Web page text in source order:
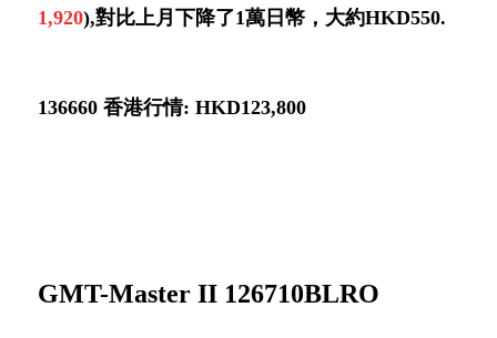
1,920),對比上月下降了1萬日幣，大約HKD550.
136660 香港行情: HKD123,800
GMT-Master II 126710BLRO